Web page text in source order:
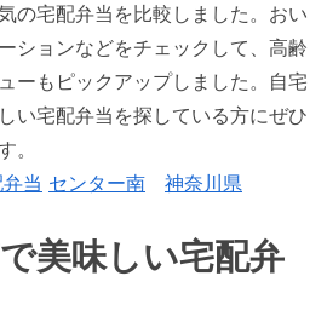
の宅配弁当を比較しました。おい
ションなどをチェックして、高齢
ーもピックアップしました。自宅
い宅配弁当を探している方にぜひ
。
当 センター南 神奈川県
美味しい宅配弁